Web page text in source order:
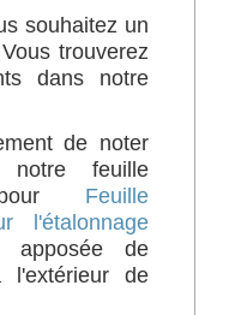
souhaitez un
trouverez
dans notre
de noter
feuille
pour Feuille
l'étalonnage
de
l'extérieur de